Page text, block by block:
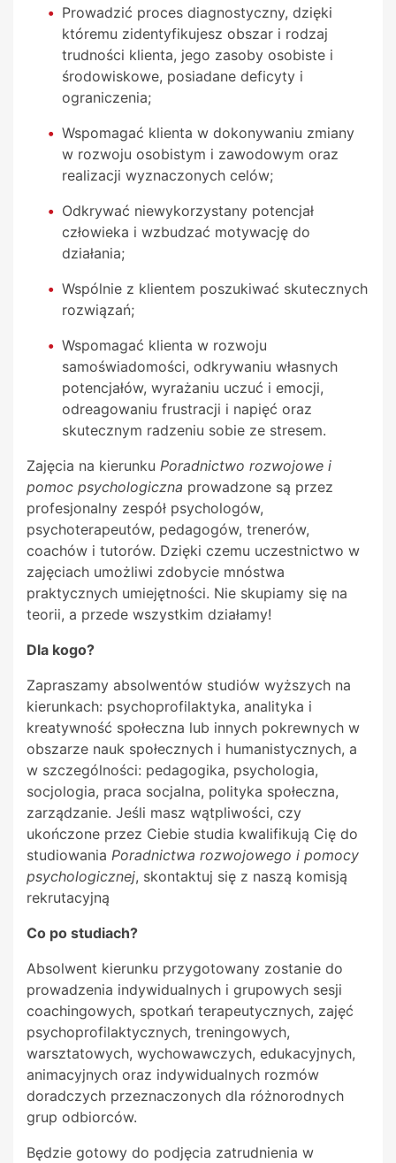
Prowadzić proces diagnostyczny, dzięki
któremu zidentyfikujesz obszar i rodzaj
trudności klienta, jego zasoby osobiste i
środowiskowe, posiadane deficyty i
ograniczenia;
Wspomagać klienta w dokonywaniu zmiany
w rozwoju osobistym i zawodowym oraz
realizacji wyznaczonych celów;
Odkrywać niewykorzystany potencjał
człowieka i wzbudzać motywację do
działania;
Wspólnie z klientem poszukiwać skutecznych
rozwiązań;
Wspomagać klienta w rozwoju
samoświadomości, odkrywaniu własnych
potencjałów, wyrażaniu uczuć i emocji,
odreagowaniu frustracji i napięć oraz
skutecznym radzeniu sobie ze stresem.
Zajęcia na kierunku Poradnictwo rozwojowe i
pomoc psychologiczna prowadzone są przez
profesjonalny zespół psychologów,
psychoterapeutów, pedagogów, trenerów,
coachów i tutorów. Dzięki czemu uczestnictwo w
zajęciach umożliwi zdobycie mnóstwa
praktycznych umiejętności. Nie skupiamy się na
teorii, a przede wszystkim działamy!
Dla kogo?
Zapraszamy absolwentów studiów wyższych na
kierunkach: psychoprofilaktyka, analityka i
kreatywność społeczna lub innych pokrewnych w
obszarze nauk społecznych i humanistycznych, a
w szczególności: pedagogika, psychologia,
socjologia, praca socjalna, polityka społeczna,
zarządzanie. Jeśli masz wątpliwości, czy
ukończone przez Ciebie studia kwalifikują Cię do
studiowania Poradnictwa rozwojowego i pomocy
psychologicznej, skontaktuj się z naszą komisją
rekrutacyjną
Co po studiach?
Absolwent kierunku przygotowany zostanie do
prowadzenia indywidualnych i grupowych sesji
coachingowych, spotkań terapeutycznych, zajęć
psychoprofilaktycznych, treningowych,
warsztatowych, wychowawczych, edukacyjnych,
animacyjnych oraz indywidualnych rozmów
doradczych przeznaczonych dla różnorodnych
grup odbiorców.
Będzie gotowy do podjęcia zatrudnienia w